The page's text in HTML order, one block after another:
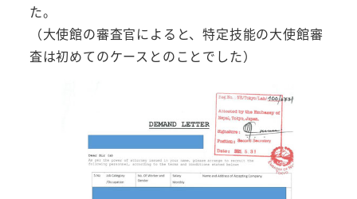
た。
（大使館の審査官によると、特定技能の大使館審
査は初めてのケースとのことでした）